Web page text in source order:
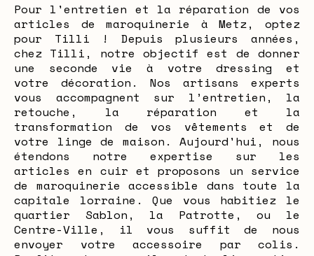
Pour l'entretien et la réparation de vos
articles de maroquinerie à Metz, optez
pour Tilli ! Depuis plusieurs années,
chez Tilli, notre objectif est de donner
une seconde vie à votre dressing et
votre décoration. Nos artisans experts
vous accompagnent sur l’entretien, la
retouche, la réparation et la
transformation de vos vêtements et de
votre linge de maison. Aujourd'hui, nous
étendons notre expertise sur les
articles en cuir et proposons un service
de maroquinerie accessible dans toute la
capitale lorraine. Que vous habitiez le
quartier Sablon, la Patrotte, ou le
Centre-Ville, il vous suffit de nous
envoyer votre accessoire par colis.